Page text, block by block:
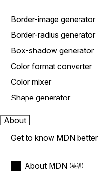
Border-image generator
Border-radius generator
Box-shadow generator
Color format converter
Color mixer
Shape generator
About
Get to know MDN better
About MDN